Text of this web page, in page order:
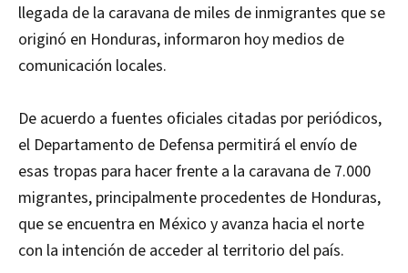
llegada de la caravana de miles de inmigrantes que se
originó en Honduras, informaron hoy medios de
comunicación locales.
De acuerdo a fuentes oficiales citadas por periódicos,
el Departamento de Defensa permitirá el envío de
esas tropas para hacer frente a la caravana de 7.000
migrantes, principalmente procedentes de Honduras,
que se encuentra en México y avanza hacia el norte
con la intención de acceder al territorio del país.